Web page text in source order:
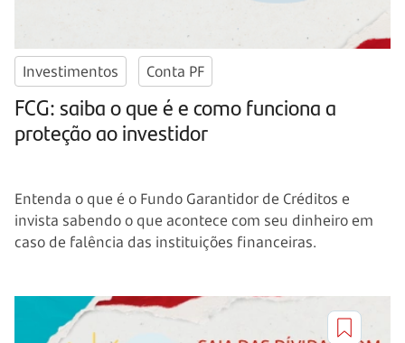
Investimentos Conta PF
FCG: saiba o que é e como funciona a
proteção ao investidor
Entenda o que é o Fundo Garantidor de Créditos e
invista sabendo o que acontece com seu dinheiro em
caso de falência das instituições financeiras.